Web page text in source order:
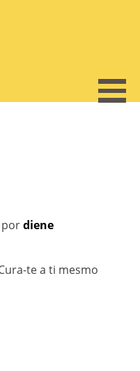
pordiene
mesmo